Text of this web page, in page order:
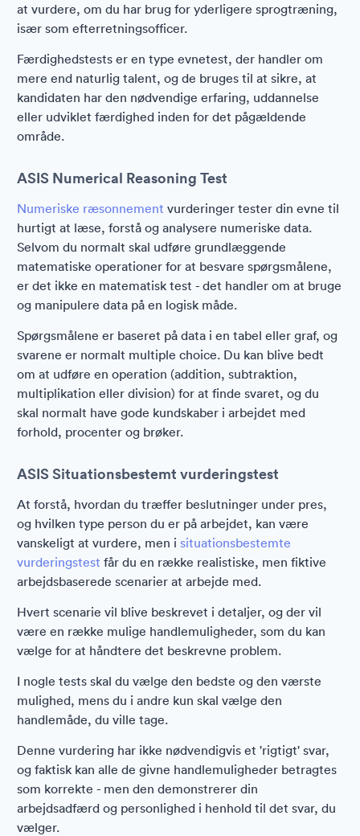
at vurdere, om du har brug for yderligere sprogtræning,
især som efterretningsofficer.
Færdighedstests er en type evnetest, der handler om
mere end naturlig talent, og de bruges til at sikre, at
kandidaten har den nødvendige erfaring, uddannelse
eller udviklet færdighed inden for det pågældende
område.
ASIS Numerical Reasoning Test
Numeriske ræsonnement vurderinger tester din evne til
hurtigt at læse, forstå og analysere numeriske data.
Selvom du normalt skal udføre grundlæggende
matematiske operationer for at besvare spørgsmålene,
er det ikke en matematisk test - det handler om at bruge
og manipulere data på en logisk måde.
Spørgsmålene er baseret på data i en tabel eller graf, og
svarene er normalt multiple choice. Du kan blive bedt
om at udføre en operation (addition, subtraktion,
multiplikation eller division) for at finde svaret, og du
skal normalt have gode kundskaber i arbejdet med
forhold, procenter og brøker.
ASIS Situationsbestemt vurderingstest
At forstå, hvordan du træffer beslutninger under pres,
og hvilken type person du er på arbejdet, kan være
vanskeligt at vurdere, men i situationsbestemte
vurderingstest får du en række realistiske, men fiktive
arbejdsbaserede scenarier at arbejde med.
Hvert scenarie vil blive beskrevet i detaljer, og der vil
være en række mulige handlemuligheder, som du kan
vælge for at håndtere det beskrevne problem.
I nogle tests skal du vælge den bedste og den værste
mulighed, mens du i andre kun skal vælge den
handlemåde, du ville tage.
Denne vurdering har ikke nødvendigvis et 'rigtigt' svar,
og faktisk kan alle de givne handlemuligheder betragtes
som korrekte - men den demonstrerer din
arbejdsadfærd og personlighed i henhold til det svar, du
vælger.